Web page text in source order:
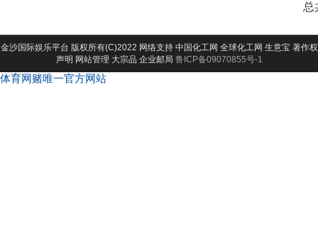
总
金沙国际娱乐平台 版权所有(C)2022 网络支持 中国化工网 全球化工网 生意宝 著作权
声明 网站管理 大宗品 企业邮局 鲁ICP备09070855号-1
体育网赌唯一官方网站